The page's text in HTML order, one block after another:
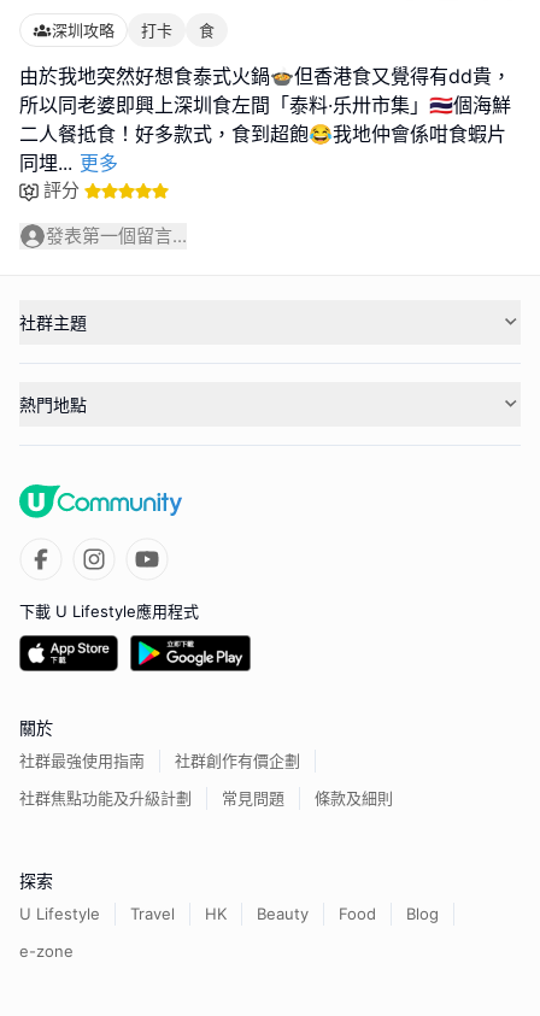
深圳攻略 打卡 食
由於我地突然好想食泰式火鍋🍲但香港食又覺得有dd貴，
所以同老婆即興上深圳食左間「泰料·乐卅市集」🇹🇭個海鮮
二人餐抵食！好多款式，食到超飽😂我地仲會係咁食蝦片
同埋... 更多
評分
發表第一個留言...
社群主題
熱門地點
下載 U Lifestyle應用程式
關於
社群最強使用指南
社群創作有價企劃
社群焦點功能及升級計劃
常見問題 條款及細則
探索
U Lifestyle Travel HK Beauty Food
Blog
e-zone